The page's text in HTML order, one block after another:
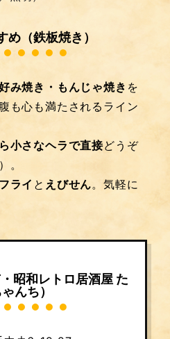
め（鉄板焼き）
み焼き・もんじゃ焼き を
も心も満たされるライン
小さなヘラで直接どうぞ
。
ライ と えびせん。気軽に
昭和レトロ居酒屋 た
んち）